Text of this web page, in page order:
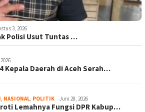
3, 2026
Polisi Usut Tuntas …
Kepala Daerah di Aceh Serah…
NASIONAL POLITIK Juni 28, 2026
Lemahnya Fungsi DPR Kabup…